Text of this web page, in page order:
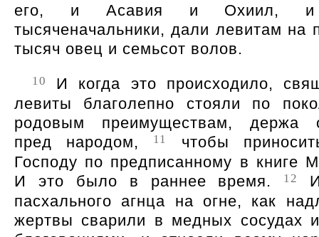
его, и Асавия и Охиил, и
тысяченачальники, дали левитам на
тысяч овец и семьсот волов.
10
И когда это происходило,
левиты благолепно стояли по
родовым преимуществам, держа
пред народом,
11
чтобы
Господу по предписанному в книге
И это было в раннее время.
12
пасхального агнца на огне, как
жертвы сварили в медных сосудах